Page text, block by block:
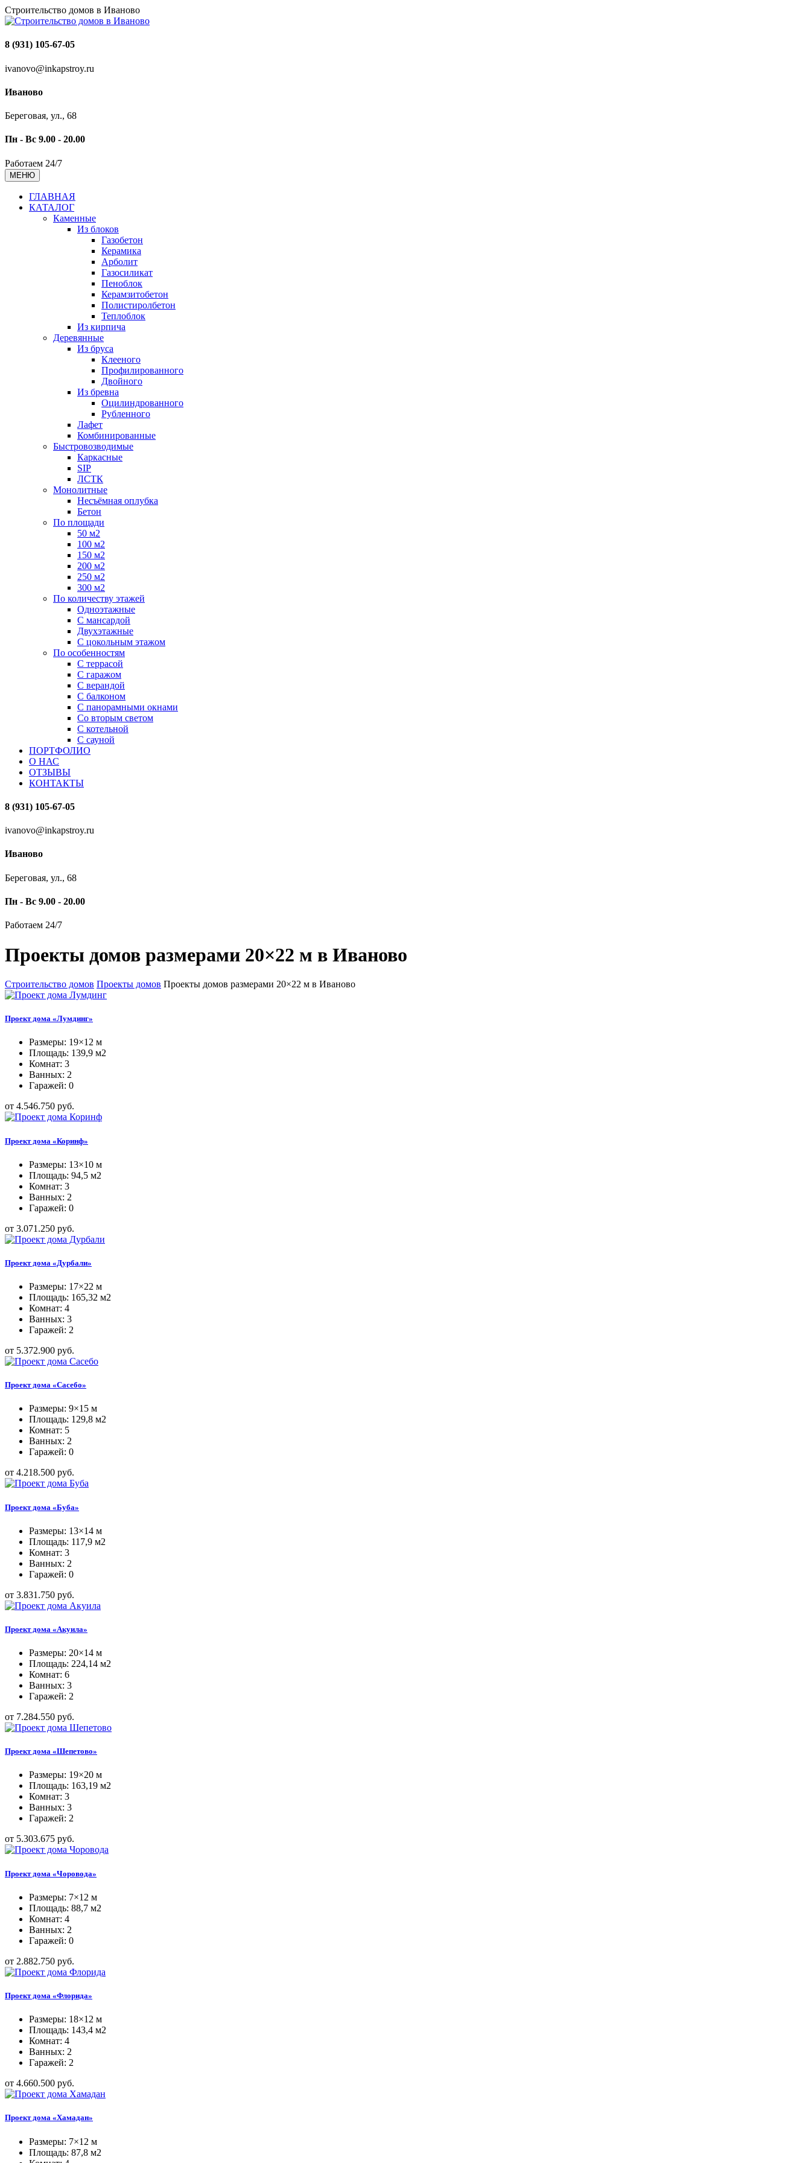
Строительство домов в Иваново
8 (931) 105-67-05
ivanovo@inkapstroy.ru
Иваново
Береговая, ул., 68
Пн - Вс 9.00 - 20.00
Работаем 24/7
МЕНЮ
ГЛАВНАЯ
КАТАЛОГ
Каменные
Из блоков
Газобетон
Керамика
Арболит
Газосиликат
Пеноблок
Керамзитобетон
Полистиролбетон
Теплоблок
Из кирпича
Деревянные
Из бруса
Клееного
Профилированного
Двойного
Из бревна
Оцилиндрованного
Рубленного
Лафет
Комбинированные
Быстровозводимые
Каркасные
SIP
ЛСТК
Монолитные
Несъёмная оплубка
Бетон
По площади
50 м2
100 м2
150 м2
200 м2
250 м2
300 м2
По количеству этажей
Одноэтажные
С мансардой
Двухэтажные
С цокольным этажом
По особенностям
С террасой
С гаражом
С верандой
С балконом
С панорамными окнами
Со вторым светом
С котельной
С сауной
ПОРТФОЛИО
О НАС
ОТЗЫВЫ
КОНТАКТЫ
8 (931) 105-67-05
ivanovo@inkapstroy.ru
Иваново
Береговая, ул., 68
Пн - Вс 9.00 - 20.00
Работаем 24/7
Проекты домов размерами 20×22 м в Иваново
Строительство домов Проекты домов Проекты домов размерами 20×22 м в Иваново
Проект дома «Лумдинг»
Размеры: 19×12 м
Площадь: 139,9 м2
Комнат: 3
Ванных: 2
Гаражей: 0
от 4.546.750 руб.
Проект дома «Коринф»
Размеры: 13×10 м
Площадь: 94,5 м2
Комнат: 3
Ванных: 2
Гаражей: 0
от 3.071.250 руб.
Проект дома «Дурбали»
Размеры: 17×22 м
Площадь: 165,32 м2
Комнат: 4
Ванных: 3
Гаражей: 2
от 5.372.900 руб.
Проект дома «Сасебо»
Размеры: 9×15 м
Площадь: 129,8 м2
Комнат: 5
Ванных: 2
Гаражей: 0
от 4.218.500 руб.
Проект дома «Буба»
Размеры: 13×14 м
Площадь: 117,9 м2
Комнат: 3
Ванных: 2
Гаражей: 0
от 3.831.750 руб.
Проект дома «Акуила»
Размеры: 20×14 м
Площадь: 224,14 м2
Комнат: 6
Ванных: 3
Гаражей: 2
от 7.284.550 руб.
Проект дома «Шепетово»
Размеры: 19×20 м
Площадь: 163,19 м2
Комнат: 3
Ванных: 3
Гаражей: 2
от 5.303.675 руб.
Проект дома «Чоровода»
Размеры: 7×12 м
Площадь: 88,7 м2
Комнат: 4
Ванных: 2
Гаражей: 0
от 2.882.750 руб.
Проект дома «Флорида»
Размеры: 18×12 м
Площадь: 143,4 м2
Комнат: 4
Ванных: 2
Гаражей: 2
от 4.660.500 руб.
Проект дома «Хамадан»
Размеры: 7×12 м
Площадь: 87,8 м2